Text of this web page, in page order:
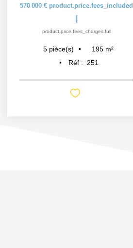
570 000 € product.price.fees_included
product.price.fees_charges.full
5 pièce(s) 195 m²
Réf :
251